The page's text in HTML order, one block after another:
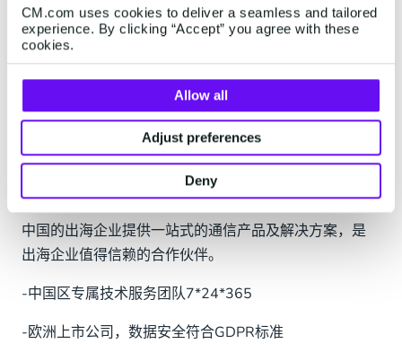
CM.com uses cookies to deliver a seamless and tailored
experience. By clicking “Accept” you agree with these
cookies.
Allow all
Adjust preferences
Deny
供专业的本地合规建议就显得尤为重要，专业的服务商
可以为企业提前规避风险选择最佳的发送方案，提高营
销的转化率。
CM.COM平台
思恩信息科技作为有着21年历史的全球通信服务商
中国的出海企业提供一站式的通信产品及解决方案，是
出海企业值得信赖的合作伙伴。
-中国区专属技术服务团队7*24*365
-欧洲上市公司，数据安全符合GDPR标准